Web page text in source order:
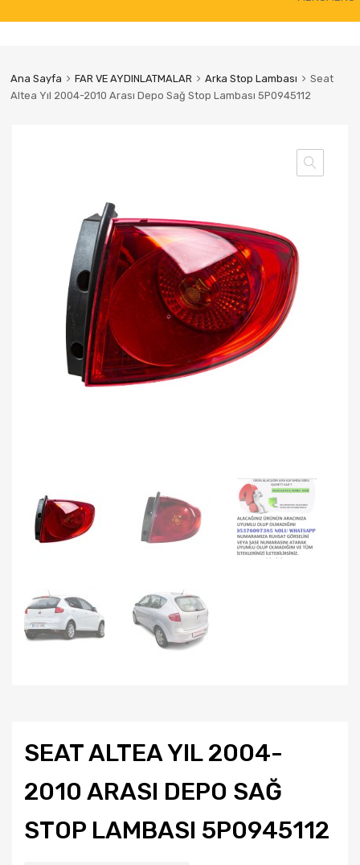
content
Ana Sayfa FAR VE AYDINLATMALAR Arka Stop Lambası
Seat
Altea Yıl 2004-2010 Arası Depo Sağ Stop Lambası 5P0945112
SEAT ALTEA YIL 2004-
2010 ARASI DEPO SAĞ
STOP LAMBASI 5P0945112